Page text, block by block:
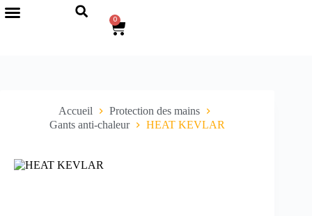
0
Accueil
Protection des mains
Gants anti-chaleur
HEAT KEVLAR